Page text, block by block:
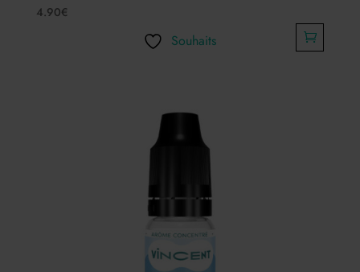
4.90€
Souhaits